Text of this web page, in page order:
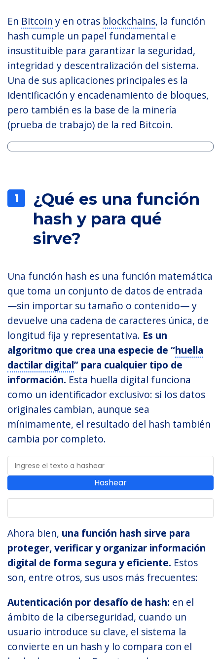
En Bitcoin y en otras blockchains, la función
hash cumple un papel fundamental e
insustituible para garantizar la seguridad,
integridad y descentralización del sistema.
Una de sus aplicaciones principales es la
identificación y encadenamiento de bloques,
pero también es la base de la minería
(prueba de trabajo) de la red Bitcoin.
1
¿Qué es una función
hash y para qué
sirve?
Una función hash es una función matemática
que toma un conjunto de datos de entrada
—sin importar su tamaño o contenido— y
devuelve una cadena de caracteres única, de
longitud fija y representativa. Es un
algoritmo que crea una especie de “huella
dactilar digital” para cualquier tipo de
información. Esta huella digital funciona
como un identificador exclusivo: si los datos
originales cambian, aunque sea
mínimamente, el resultado del hash también
cambia por completo.
Hashear
Ahora bien, una función hash sirve para
proteger, verificar y organizar información
digital de forma segura y eficiente. Estos
son, entre otros, sus usos más frecuentes:
Autenticación por desafío de hash: en el
ámbito de la ciberseguridad, cuando un
usuario introduce su clave, el sistema la
convierte en un hash y lo compara con el